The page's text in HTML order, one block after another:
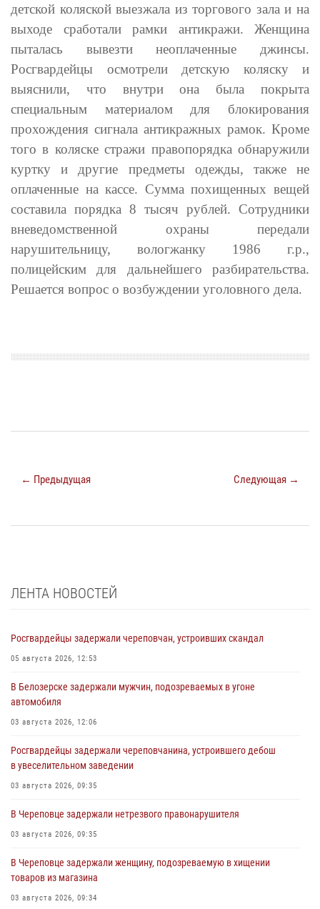
детской коляской выезжала из торгового зала и на
выходе сработали рамки антикражи. Женщина
пыталась вывезти неоплаченные джинсы.
Росгвардейцы осмотрели детскую коляску и
выяснили, что внутри она была покрыта
специальным материалом для блокирования
прохождения сигнала антикражных рамок. Кроме
того в коляске стражи правопорядка обнаружили
куртку и другие предметы одежды, также не
оплаченные на кассе. Сумма похищенных вещей
составила порядка 8 тысяч рублей. Сотрудники
вневедомственной охраны передали
нарушительницу, вологжанку 1986 г.р.,
полицейским для дальнейшего разбирательства.
Решается вопрос о возбуждении уголовного дела.
← Предыдущая Следующая →
ЛЕНТА НОВОСТЕЙ
Росгвардейцы задержали череповчан, устроивших скандал
05 августа 2026, 12:53
В Белозерске задержали мужчин, подозреваемых в угоне
автомобиля
03 августа 2026, 12:06
Росгвардейцы задержали череповчанина, устроившего дебош
в увеселительном заведении
03 августа 2026, 09:35
В Череповце задержали нетрезвого правонарушителя
03 августа 2026, 09:35
В Череповце задержали женщину, подозреваемую в хищении
товаров из магазина
03 августа 2026, 09:34